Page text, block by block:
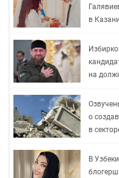
в
на
о
в
В